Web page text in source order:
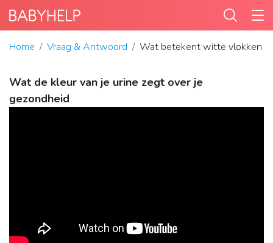
Home Vraag & Antwoord Wat betekent witte vlokken in
Wat de kleur van je urine zegt over je
gezondheid